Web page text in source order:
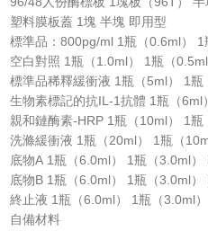
塑料膜板蓋 1塊 半塊 即用型
標準品：800pg/ml 1瓶（0.6ml）
空白對照 1瓶（1.0ml） 1瓶（
標準品稀釋緩衝液 1瓶（5ml） 1瓶
生物素標記的抗IL-1抗體 1瓶（6ml
親和鏈酶素-HRP 1瓶（10ml） 1瓶
洗滌緩衝液 1瓶（20ml） 1瓶（
底物A 1瓶（6.0ml） 1瓶（3.0ml）
底物B 1瓶（6.0ml） 1瓶（3.0ml）
終止液 1瓶（6.0ml） 1瓶（3.0ml
自備材料